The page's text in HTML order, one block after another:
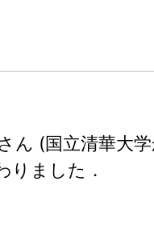
ん (国立清華大
りました．